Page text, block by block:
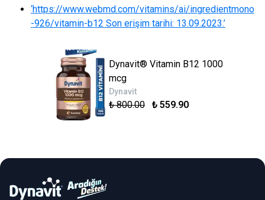
‘https://www.webmd.com/vitamins/ai/ingredientmono
-926/vitamin-b12 Son erişim tarihi: 13.09.2023.’
Dynavit® Vitamin B12 1000
mcg
Dynavit
₺ 800.00 ₺ 559.90